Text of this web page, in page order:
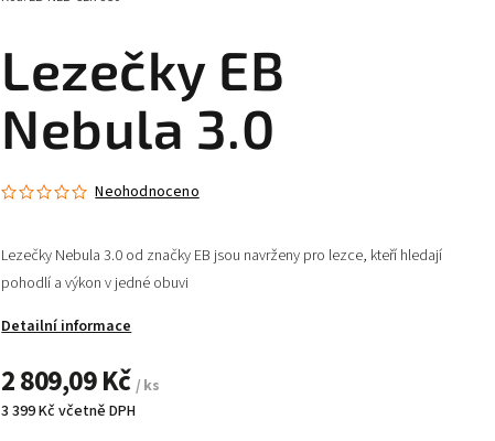
Lezečky EB
Nebula 3.0
Neohodnoceno
Lezečky Nebula 3.0 od značky EB jsou navrženy pro lezce, kteří hledají
pohodlí a výkon v jedné obuvi
Detailní informace
2 809,09 Kč/ ks
3 399 Kč včetně DPH